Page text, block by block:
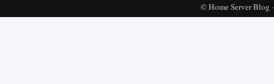
©Home Server Blog